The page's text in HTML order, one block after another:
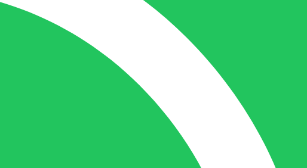
contact met de tussenpersonen en weet
de juiste persoon op de juiste plaats te
benaderen en zal altijd haar uiterste best
doen u zo snel mogelijk een antwoord op